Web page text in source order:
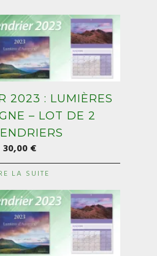
2023 : LUMIÈRES
– LOT DE 2
30,00€
LA SUITE